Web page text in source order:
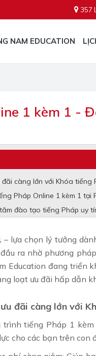
357
NAM EDUCATION
1 kèm 1 -
càng lớn với Khóa tiếng
Pháp Online 1 kèm 1 tại
đào tạo tiếng Pháp uy
– lựa chọn lý tưởng
ra nhờ phương
Education đang triển
loạt ưu đãi hấp dẫn
đãi càng lớn với
tiếng Pháp 1
cho các bạn trên con